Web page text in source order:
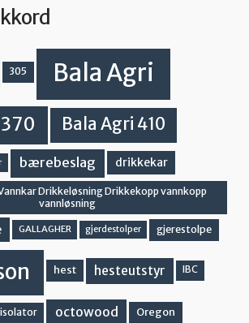
305 Bala Agri
Bala Agri 410
bærebeslag drikkekar
Drikkeløsning Drikkekopp vannkopp
vannløsning
GALLAGHER gjerdestolper gjerestolpe
hest hesteutstyr IBC
isolator octowood Oregon